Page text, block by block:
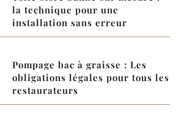
la technique pour une
installation sans erreur
Pompage bac à graisse : Les
obligations légales pour tous les
restaurateurs